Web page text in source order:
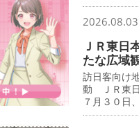
2026.08.03
ＪＲ東日
たな広域
訪日客向け
動 ＪＲ東日
７月３０日